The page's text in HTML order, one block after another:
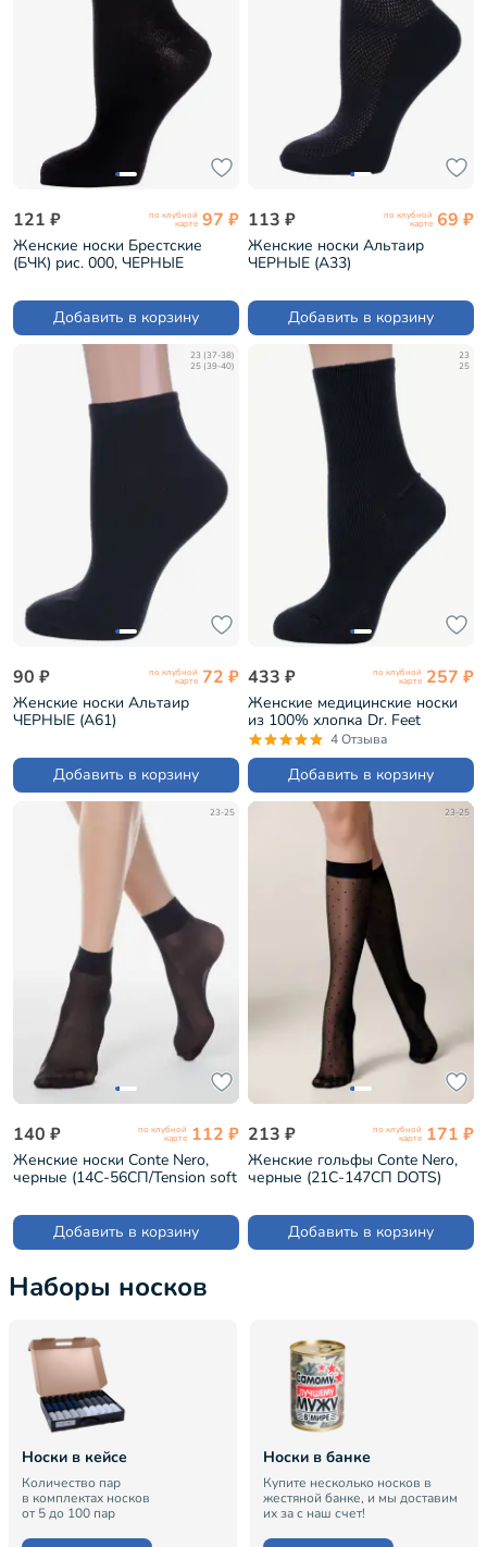
121 ₽ по клубной
карте 97 ₽
Женские носки Брестские
(БЧК) рис. 000, ЧЕРНЫЕ
Добавить в корзину
113 ₽ по клубной
карте 69 ₽
Женские носки Альтаир
ЧЕРНЫЕ (А33)
Добавить в корзину
23 (37-38)
25 (39-40)
90 ₽ по клубной
карте 72 ₽
Женские носки Альтаир
ЧЕРНЫЕ (А61)
Добавить в корзину
23
25
433 ₽ по клубной
карте 257 ₽
Женские медицинские носки
из 100% хлопка Dr. Feet
ЧЕРНЫЕ (15DF7)
4 Отзыва
Добавить в корзину
23-25
140 ₽ по клубной
карте 112 ₽
Женские носки Conte Nero,
черные (14С-56СП/Tension soft
Добавить в корзину
23-25
213 ₽ по клубной
карте 171 ₽
Женские гольфы Conte Nero,
черные (21С-147СП DOTS)
Добавить в корзину
Наборы носков
Носки в кейсе
Количество пар
в комплектах носков
от 5 до 100 пар
Носки в банке
Купите несколько носков в
жестяной банке, и мы доставим
их за с наш счет!